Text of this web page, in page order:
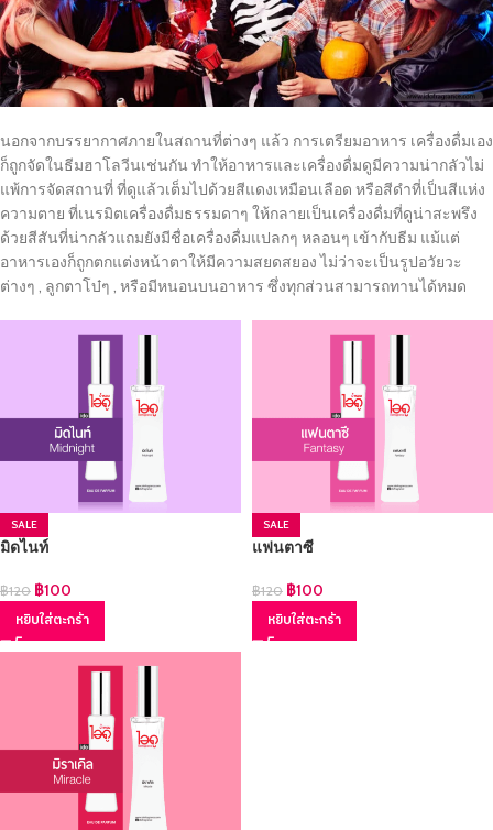
นอกจากบรรยากาศภายในสถานที่ต่างๆ แล้ว การเตรียมอาหาร เครื่องดื่มเอง
ก็ถูกจัดในธีมฮาโลวีนเช่นกัน ทำให้อาหารและเครื่องดื่มดูมีความน่ากลัวไม่
แพ้การจัดสถานที่ ที่ดูแล้วเต็มไปด้วยสีแดงเหมือนเลือด หรือสีดำที่เป็นสีแห่ง
ความตาย ที่เนรมิตเครื่องดื่มธรรมดาๆ ให้กลายเป็นเครื่องดื่มที่ดูน่าสะพรึง
ด้วยสีสันที่น่ากลัวแถมยังมีชื่อเครื่องดื่มแปลกๆ หลอนๆ เข้ากับธีม แม้แต่
อาหารเองก็ถูกตกแต่งหน้าตาให้มีความสยดสยอง ไม่ว่าจะเป็นรูปอวัยวะ
ต่างๆ , ลูกตาโบ๋ๆ , หรือมีหนอนบนอาหาร ซึ่งทุกส่วนสามารถทานได้หมด
SALE
มิดไนท์
฿120 ฿100
หยิบใส่ตะกร้า
SALE
แฟนตาซี
฿120 ฿100
หยิบใส่ตะกร้า